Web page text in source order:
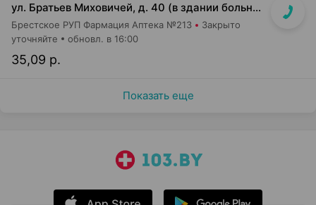
ул. Братьев Миховичей, д. 40 (в здании больницы)
Брестское РУП Фармация Аптека №213 Закрыто
35,09 р.
уточняйте обновл. в 16:00
Показать еще